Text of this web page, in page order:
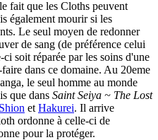
fait que les Cloths peuvent
également mourir si les
Le seul moyen de redonner
de sang (de préférence celui
soit réparée par les soins d'une
dans ce domaine. Au 20eme
le seul homme au monde
que dans Saint Seiya ~ The Lost
Shion et Hakurei. Il arrive
ordonne à celle-ci de
pour la protéger.